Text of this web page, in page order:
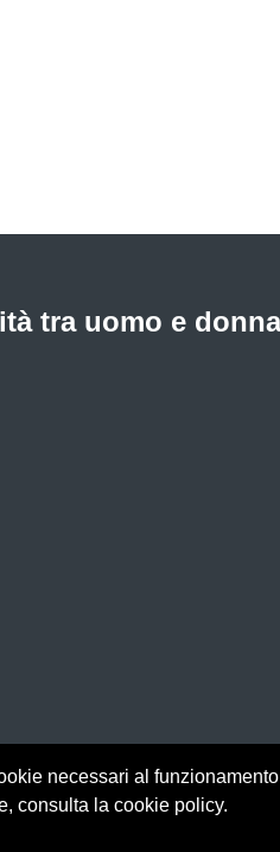
necessari al
consulta la cookie policy.
tra uomo e
© CopyrightCPO . All Rights